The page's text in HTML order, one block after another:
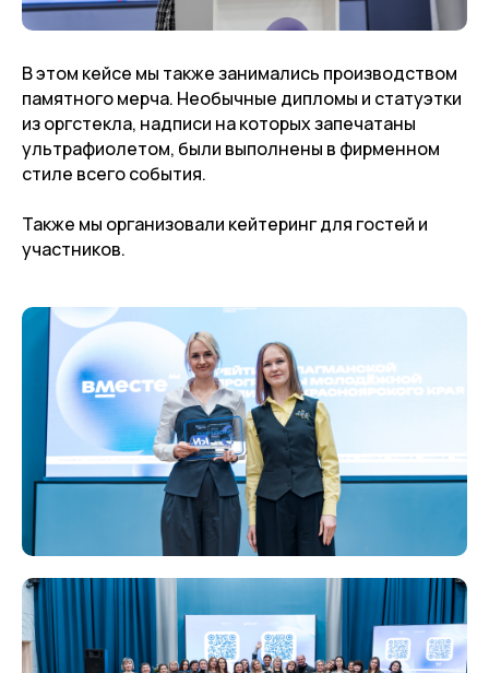
В этом кейсе мы также занимались производством
памятного мерча. Необычные дипломы и статуэтки
из оргстекла, надписи на которых запечатаны
ультрафиолетом, были выполнены в фирменном
стиле всего события.
Также мы организовали кейтеринг для гостей и
участников.